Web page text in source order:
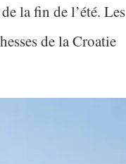
la fin de l’été. Les
de la Croatie